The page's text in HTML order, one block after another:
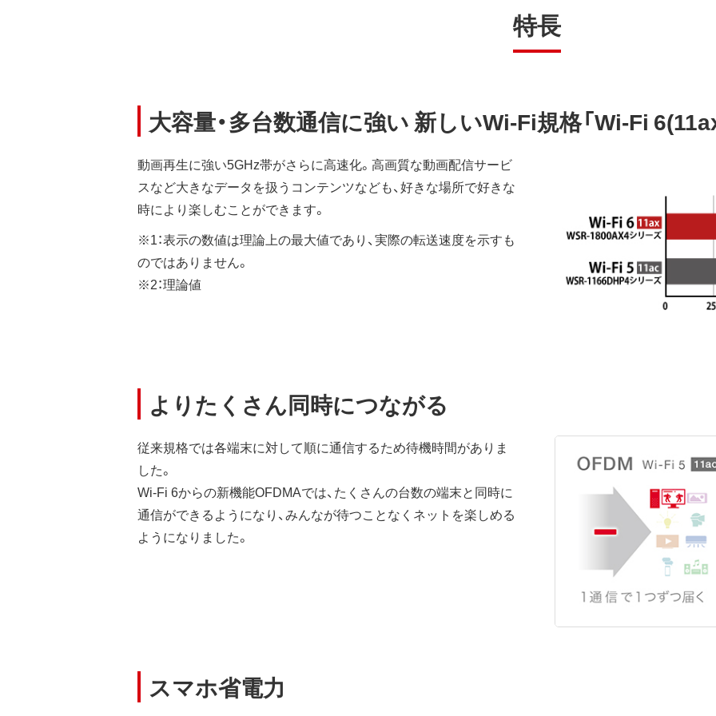
特長
大容量・多台数通信に強い 新しいWi-Fi規格「Wi-Fi
動画再生に強い5GHz帯がさらに高速化。高画質な動画配信サービ
スなど大きなデータを扱うコンテンツなども、好きな場所で好きな
時により楽しむことができます。
※1：表示の数値は理論上の最大値であり、実際の転送速度を示すも
のではありません。
※2：理論値
よりたくさん同時につながる
従来規格では各端末に対して順に通信するため待機時間がありま
した。
Wi-Fi 6からの新機能OFDMAでは、たくさんの台数の端末と同時に
通信ができるようになり、みんなが待つことなくネットを楽しめる
ようになりました。
スマホ省電力